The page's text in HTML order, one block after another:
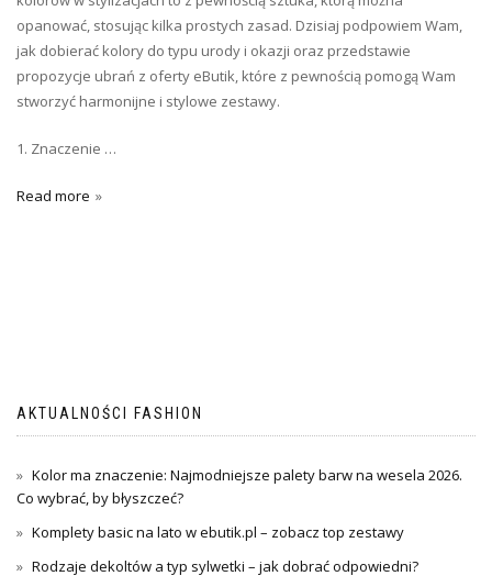
opanować, stosując kilka prostych zasad. Dzisiaj podpowiem Wam,
jak dobierać kolory do typu urody i okazji oraz przedstawie
propozycje ubrań z oferty eButik, które z pewnością pomogą Wam
stworzyć harmonijne i stylowe zestawy.
1. Znaczenie …
Read more
AKTUALNOŚCI FASHION
Kolor ma znaczenie: Najmodniejsze palety barw na wesela 2026.
Co wybrać, by błyszczeć?
Komplety basic na lato w ebutik.pl – zobacz top zestawy
Rodzaje dekoltów a typ sylwetki – jak dobrać odpowiedni?